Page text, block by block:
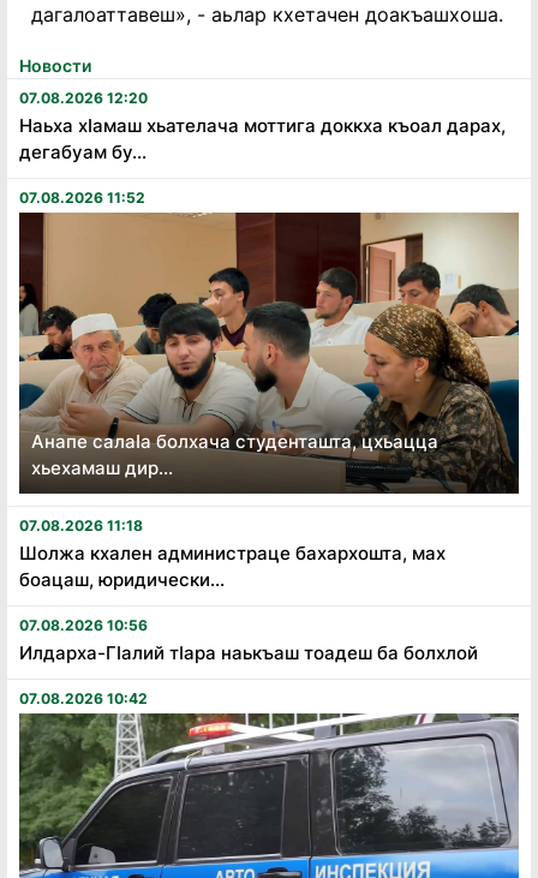
Новости
07.08.2026 12:20
Наьха хӏамаш хьателача моттига доккха къоал дарах,
дегабуам бу...
07.08.2026 11:52
Анапе салаӏа болхача студенташта, цхьацца
хьехамаш дир...
07.08.2026 11:18
Шолжа кхален администраце бахархошта, мах
боацаш, юридически...
07.08.2026 10:56
Илдарха-Гӏалий тӏара наькъаш тоадеш ба болхлой
07.08.2026 10:42
дагалоаттавеш», - аьлар кхетачен доакъашхоша.